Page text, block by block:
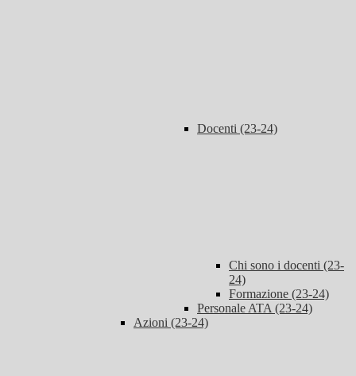
Docenti (23-24)
Chi sono i docenti (23-
24)
Formazione (23-24)
Personale ATA (23-24)
Azioni (23-24)